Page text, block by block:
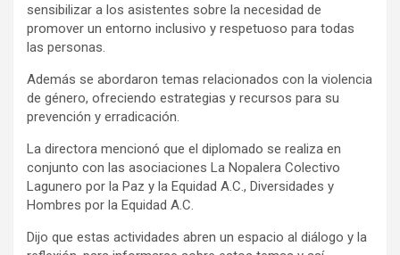
sensibilizar a los asistentes sobre la necesidad de
promover un entorno inclusivo y respetuoso para todas
las personas.
Además se abordaron temas relacionados con la violencia
de género, ofreciendo estrategias y recursos para su
prevención y erradicación.
La directora mencionó que el diplomado se realiza en
conjunto con las asociaciones La Nopalera Colectivo
Lagunero por la Paz y la Equidad A.C., Diversidades y
Hombres por la Equidad A.C.
Dijo que estas actividades abren un espacio al diálogo y la